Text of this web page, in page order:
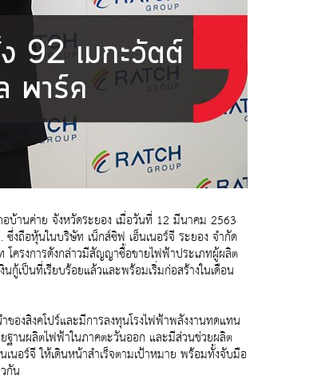
บ้านค่าย จังหวัดระยอง เมื่อวันที่ 12 มีนาคม 2563
งถือหุ้นในบริษัท เน็กส์ซิฟ เอ็นเนอร์จี ระยอง จำกัด
ครงการดังกล่าวมีสัญญาซื้อขายไฟฟ้าประเภทผู้ผลิต
กู้เป็นที่เรียบร้อยแล้วและพร้อมเริ่มก่อสร้างในเดือน
งสิงคโปร์และมีการลงทุนโรงไฟฟ้าพลังงานทดแทน
ยฐานผลิตไฟฟ้าในภาคตะวันออก และมีส่วนช่วยผลิต
นอร์จี ให้เดินหน้าสำเร็จตามเป้าหมาย พร้อมทั้งจับมือ
กัน